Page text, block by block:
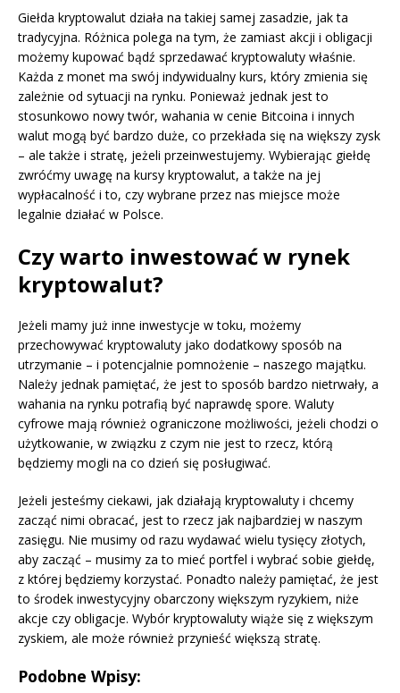
Giełda kryptowalut działa na takiej samej zasadzie, jak ta
tradycyjna. Różnica polega na tym, że zamiast akcji i obligacji
możemy kupować bądź sprzedawać kryptowaluty właśnie.
Każda z monet ma swój indywidualny kurs, który zmienia się
zależnie od sytuacji na rynku. Ponieważ jednak jest to
stosunkowo nowy twór, wahania w cenie Bitcoina i innych
walut mogą być bardzo duże, co przekłada się na większy zysk
– ale także i stratę, jeżeli przeinwestujemy. Wybierając giełdę
zwróćmy uwagę na kursy kryptowalut, a także na jej
wypłacalność i to, czy wybrane przez nas miejsce może
legalnie działać w Polsce.
Czy warto inwestować w rynek
kryptowalut?
Jeżeli mamy już inne inwestycje w toku, możemy
przechowywać kryptowaluty jako dodatkowy sposób na
utrzymanie – i potencjalnie pomnożenie – naszego majątku.
Należy jednak pamiętać, że jest to sposób bardzo nietrwały, a
wahania na rynku potrafią być naprawdę spore. Waluty
cyfrowe mają również ograniczone możliwości, jeżeli chodzi o
użytkowanie, w związku z czym nie jest to rzecz, którą
będziemy mogli na co dzień się posługiwać.
Jeżeli jesteśmy ciekawi, jak działają kryptowaluty i chcemy
zacząć nimi obracać, jest to rzecz jak najbardziej w naszym
zasięgu. Nie musimy od razu wydawać wielu tysięcy złotych,
aby zacząć – musimy za to mieć portfel i wybrać sobie giełdę,
z której będziemy korzystać. Ponadto należy pamiętać, że jest
to środek inwestycyjny obarczony większym ryzykiem, niże
akcje czy obligacje. Wybór kryptowaluty wiąże się z większym
zyskiem, ale może również przynieść większą stratę.
Podobne Wpisy: